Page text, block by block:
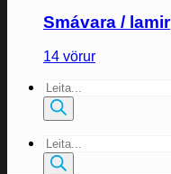
Smávara / lamir
14 vörur
Products
search
Products
search